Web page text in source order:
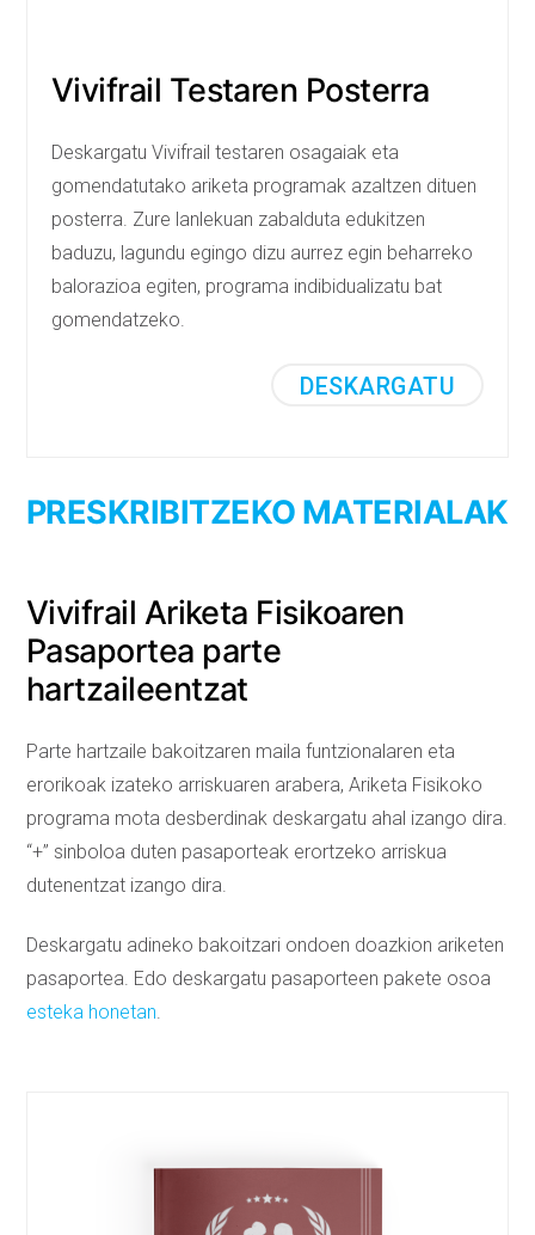
Vivifrail Testaren Posterra
Deskargatu Vivifrail testaren osagaiak eta
gomendatutako ariketa programak azaltzen dituen
posterra. Zure lanlekuan zabalduta edukitzen
baduzu, lagundu egingo dizu aurrez egin beharreko
balorazioa egiten, programa indibidualizatu bat
gomendatzeko.
DESKARGATU
PRESKRIBITZEKO MATERIALAK
Vivifrail Ariketa Fisikoaren
Pasaportea parte
hartzaileentzat
Parte hartzaile bakoitzaren maila funtzionalaren eta
erorikoak izateko arriskuaren arabera, Ariketa Fisikoko
programa mota desberdinak deskargatu ahal izango dira.
“+” sinboloa duten pasaporteak erortzeko arriskua
dutenentzat izango dira.
Deskargatu adineko bakoitzari ondoen doazkion ariketen
pasaportea. Edo deskargatu pasaporteen pakete osoa
esteka honetan.